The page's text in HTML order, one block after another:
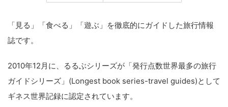
「見る」「食べる」「遊ぶ」を徹底的にガイドした旅行情報
誌です。
2010年12月に、るるぶシリーズが「発行点数世界最多の旅行
ガイドシリーズ」(Longest book series-travel guides)として
ギネス世界記録に認定されています。